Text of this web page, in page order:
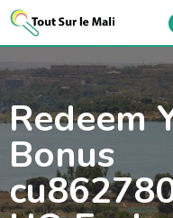
Aller
Redeem
Bonus